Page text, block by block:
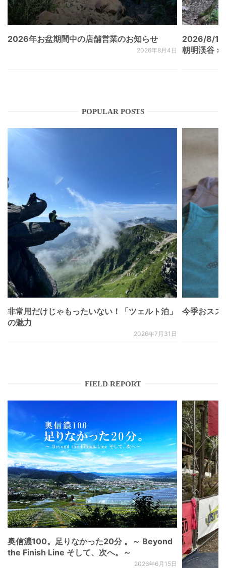
2026年お盆期間中の店舗営業のお知らせ
2026年8月4日
2026/8/
朝明渓谷 ×
POPULAR POSTS
非常用だけじゃもったいない！「ツェルト泊」
の魅力
2026年7月31日
今季おスス
FIELD REPORT
奥信濃100。足りなかった20分 。～ Beyond
the Finish Line そして、次へ。～
2026年6月15日